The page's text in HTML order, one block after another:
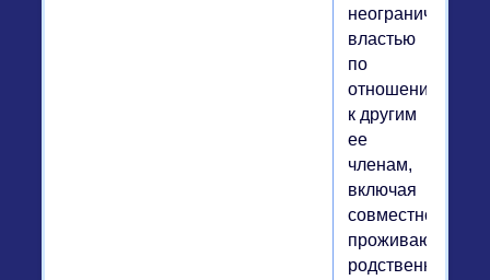
неограниченной
властью
по
отношению
к другим
ее
членам,
включая
совместно
проживающих
родственников,